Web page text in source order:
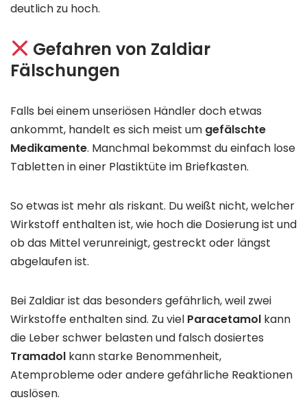
deutlich zu hoch.
Gefahren von Zaldiar
Fälschungen
Falls bei einem unseriösen Händler doch etwas
ankommt, handelt es sich meist um gefälschte
Medikamente. Manchmal bekommst du einfach lose
Tabletten in einer Plastiktüte im Briefkasten.
So etwas ist mehr als riskant. Du weißt nicht, welcher
Wirkstoff enthalten ist, wie hoch die Dosierung ist und
ob das Mittel verunreinigt, gestreckt oder längst
abgelaufen ist.
Bei Zaldiar ist das besonders gefährlich, weil zwei
Wirkstoffe enthalten sind. Zu viel Paracetamol kann
die Leber schwer belasten und falsch dosiertes
Tramadol kann starke Benommenheit,
Atemprobleme oder andere gefährliche Reaktionen
auslösen.